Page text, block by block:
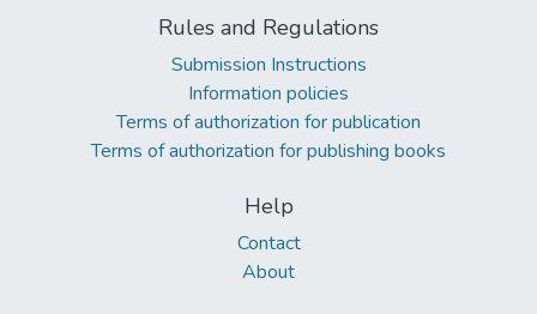
Rules and Regulations
Submission Instructions
Information policies
Terms of authorization for publication
Terms of authorization for publishing books
Help
Contact
About